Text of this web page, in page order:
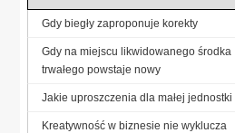
Gdy biegły zaproponuje korekty
Gdy na miejscu likwidowanego środka
trwałego powstaje nowy
Jakie uproszczenia dla małej jednostki
Kreatywność w biznesie nie wyklucza